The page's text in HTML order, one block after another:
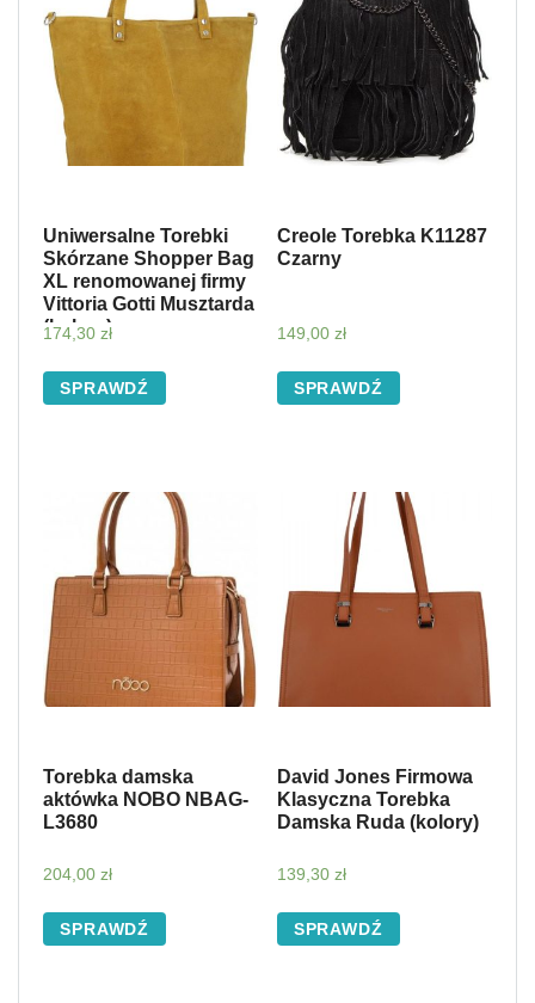
Uniwersalne Torebki
Skórzane Shopper Bag
XL renomowanej firmy
Vittoria Gotti Musztarda
(kolory)
174,30 zł
SPRAWDŹ
Creole Torebka K11287
Czarny
149,00 zł
SPRAWDŹ
Torebka damska
aktówka NOBO NBAG-
L3680
204,00 zł
SPRAWDŹ
David Jones Firmowa
Klasyczna Torebka
Damska Ruda (kolory)
139,30 zł
SPRAWDŹ